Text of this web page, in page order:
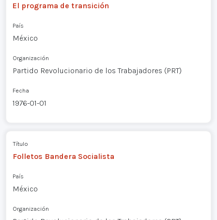
El programa de transición
País
México
Organización
Partido Revolucionario de los Trabajadores (PRT)
Fecha
1976-01-01
Título
Folletos Bandera Socialista
País
México
Organización